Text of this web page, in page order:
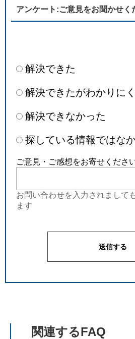
アンケート:ご意見をお聞かせく
解決できた
解決できたがわかりに
解決できなかった
探している情報ではな
ご意見・ご感想をお寄せくださ
お問い合わせを入力されまして
ます
関連するFAQ